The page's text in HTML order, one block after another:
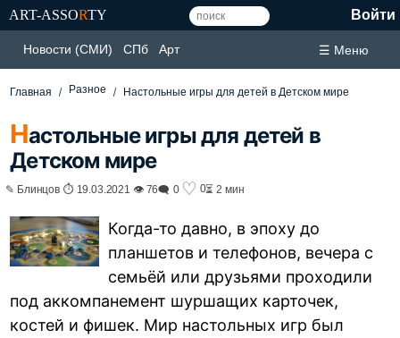
ART-ASSORTY Войти
Новости (СМИ) СПб Арт ☰ Меню
Главная Разное Настольные игры для детей в Детском мире
Настольные игры для детей в
Детском мире
✎ Блинцов ⏱ 19.03.2021 👁 76🗨 0 ♡ 0⏳ 2 мин
Когда-то давно, в эпоху до
планшетов и телефонов, вечера с
семьёй или друзьями проходили
под аккомпанемент шуршащих карточек,
костей и фишек. Мир настольных игр был